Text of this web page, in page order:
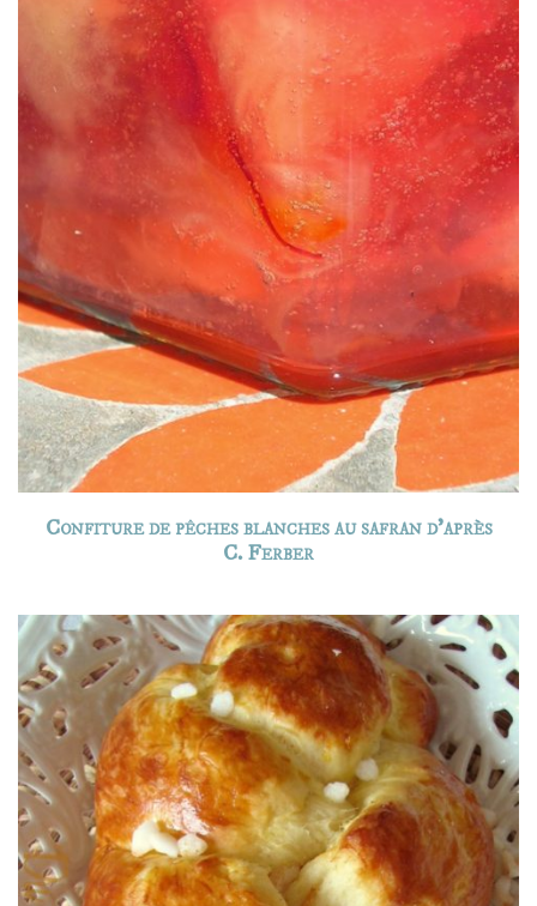
Confiture de pêches blanches au safran d’après
C. Ferber